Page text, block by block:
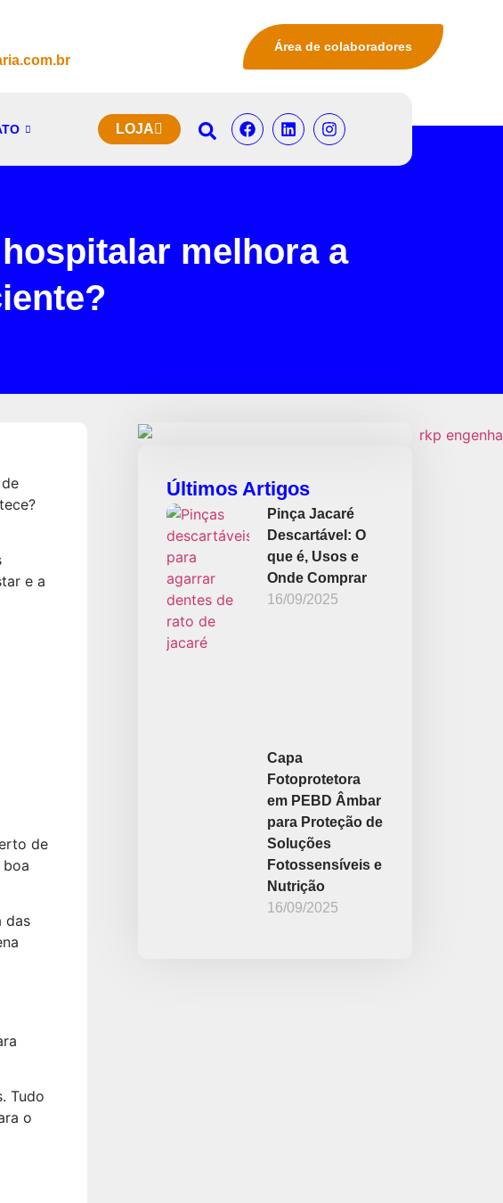
Área de colaboradores
LOJA
melhora a
e a
de
das
Tudo
o
Últimos Artigos
Pinça Jacaré
Descartável: O
que é, Usos e
Onde Comprar
16/09/2025
Capa
Fotoprotetora
em PEBD Âmbar
para Proteção de
Soluções
Fotossensíveis e
Nutrição
16/09/2025